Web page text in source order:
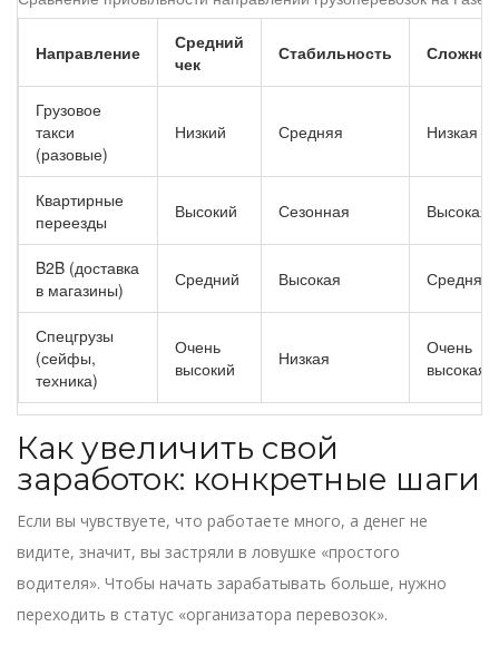
Направление
Средний
чек
Стабильность
Грузовое
такси
(разовые)
Низкий Средняя Низкая
Квартирные
переезды
Высокий Сезонная Высокая
B2B (доставка
в магазины)
Средний Высокая Средняя
Спецгрузы
(сейфы,
техника)
Очень
высокий
Низкая
Очень
высокая
Как увеличить свой
заработок: конкретные шаги
Если вы чувствуете, что работаете много, а денег не
видите, значит, вы застряли в ловушке «простого
водителя». Чтобы начать зарабатывать больше, нужно
переходить в статус «организатора перевозок».